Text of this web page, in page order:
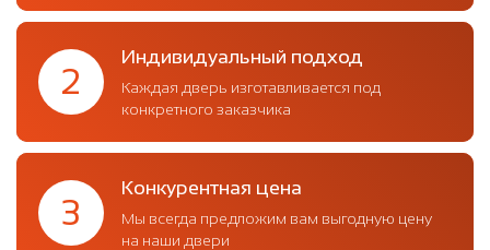
2
Индивидуальный подход
Каждая дверь изготавливается под
конкретного заказчика
3
Конкурентная цена
Мы всегда предложим вам выгодную цену
на наши двери